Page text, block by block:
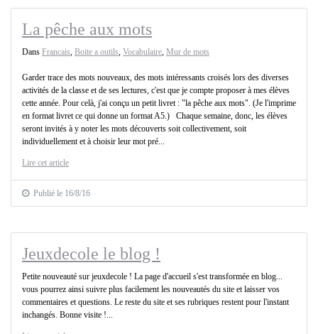
La pêche aux mots
Dans Francais, Boite a outils, Vocabulaire, Mur de mots
Garder trace des mots nouveaux, des mots intéressants croisés lors des diverses
activités de la classe et de ses lectures, c'est que je compte proposer à mes élèves
cette année. Pour celà, j'ai conçu un petit livret : "la pêche aux mots". (Je l'imprime
en format livret ce qui donne un format A5.) Chaque semaine, donc, les élèves
seront invités à y noter les mots découverts soit collectivement, soit
individuellement et à choisir leur mot pré...
Lire cet article
Publié le 16/8/16
Jeuxdecole le blog !
Petite nouveauté sur jeuxdecole ! La page d'accueil s'est transformée en blog...
vous pourrez ainsi suivre plus facilement les nouveautés du site et laisser vos
commentaires et questions. Le reste du site et ses rubriques restent pour l'instant
inchangés. Bonne visite !...